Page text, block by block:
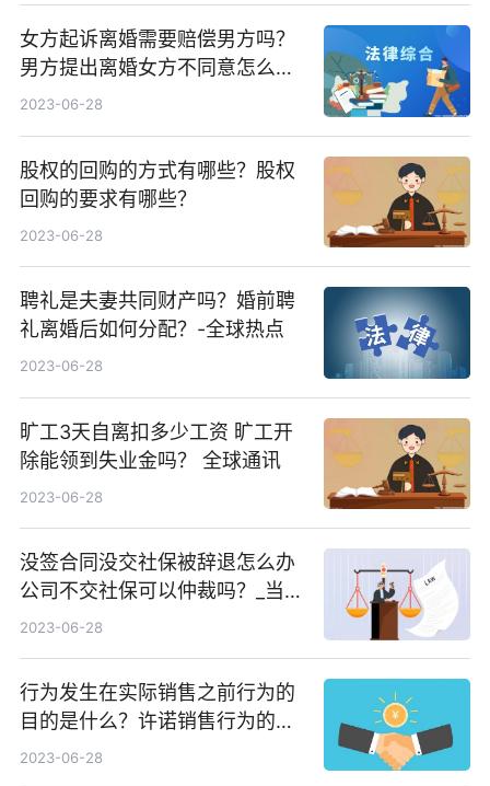
女方起诉离婚需要赔偿男方吗？
男方提出离婚女方不同意怎么
办？
2023-06-28
股权的回购的方式有哪些？股权
回购的要求有哪些？
2023-06-28
聘礼是夫妻共同财产吗？婚前聘
礼离婚后如何分配？-全球热点
2023-06-28
旷工3天自离扣多少工资 旷工开
除能领到失业金吗？ 全球通讯
2023-06-28
没签合同没交社保被辞退怎么办
公司不交社保可以仲裁吗？_当前
时讯
2023-06-28
行为发生在实际销售之前行为的
目的是什么？许诺销售行为的特
征有哪些？ 焦点热议
2023-06-28